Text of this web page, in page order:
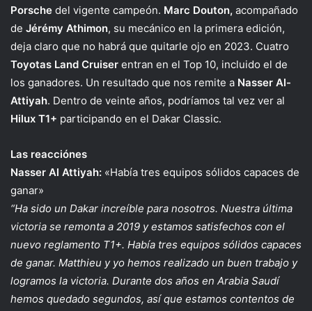
Porsche del vigente campeón. Marc Douton, acompañado
de Jérémy Athimon, su mecánico en la primera edición,
deja claro que no habrá que quitarle ojo en 2023. Cuatro
Toyotas Land Cruiser entran en el Top 10, incluido el de
los ganadores. Un resultado que nos remite a Nasser Al-
Attiyah. Dentro de veinte años, podríamos tal vez ver al
Hilux T1+ participando en el Dakar Classic.
Las reacciónes
Nasser Al Attiyah: «Había tres equipos sólidos capaces de
ganar»
“Ha sido un Dakar increíble para nosotros. Nuestra última
victoria se remonta a 2019 y estamos satisfechos con el
nuevo reglamento T1+. Había tres equipos sólidos capaces
de ganar. Matthieu y yo hemos realizado un buen trabajo y
logramos la victoria. Durante dos años en Arabia Saudí
hemos quedado segundos, así que estamos contentos de